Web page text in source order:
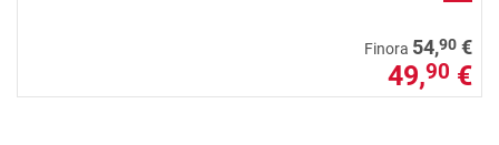
Finora 54,90 €
49,90 €